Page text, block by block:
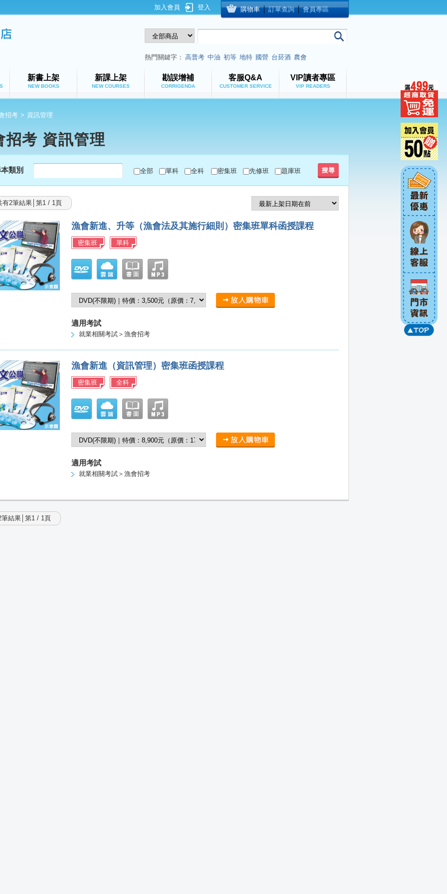
購物車 │訂單查詢 │會員專區
登入
加入會員
鼎文公職網路書店
熱門關鍵字： 高普考 中油 初等 地特 國營 台菸酒 農會
新書上架
NEW BOOKS
新課上架
NEW COURSES
勘誤增補
CORRIGENDA
客服Q&A
CUSTOMER SERVICE
VIP讀者專區
VIP READERS
招考 > 資訊管理
招考 資訊管理
類別 全部 單科 全科 密集班 先修班 題庫班
有2筆結果│第1 / 1頁
漁會新進、升等（漁會法及其施行細則）密集班單科函授課程
密集班 單科
適用考試
就業相關考試＞漁會招考
漁會新進（資訊管理）密集班函授課程
密集班 全科
適用考試
就業相關考試＞漁會招考
筆結果│第1 / 1頁